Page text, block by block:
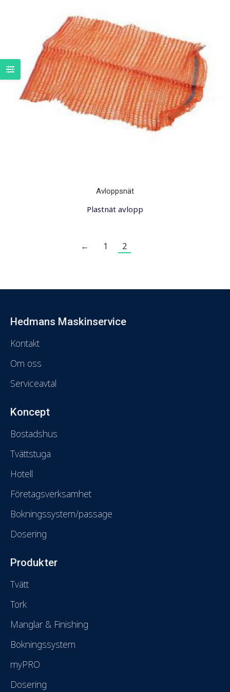
Avloppsnät
Plastnät avlopp
← 1 2
Hedmans Maskinservice
Kontakt
Om oss
Serviceavtal
Koncept
Bostadshus
Tvättstuga
Hotell
Företagsverksamhet
Bokningssystem/passage
Dosering
Produkter
Tvätt
Tork
Manglar & Finishing
Bokningssystem
myPRO
Dosering